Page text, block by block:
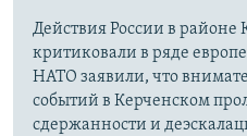
Действия России в районе
критиковали в ряде
НАТО заявили, что
событий в Керченском
сдержанности и